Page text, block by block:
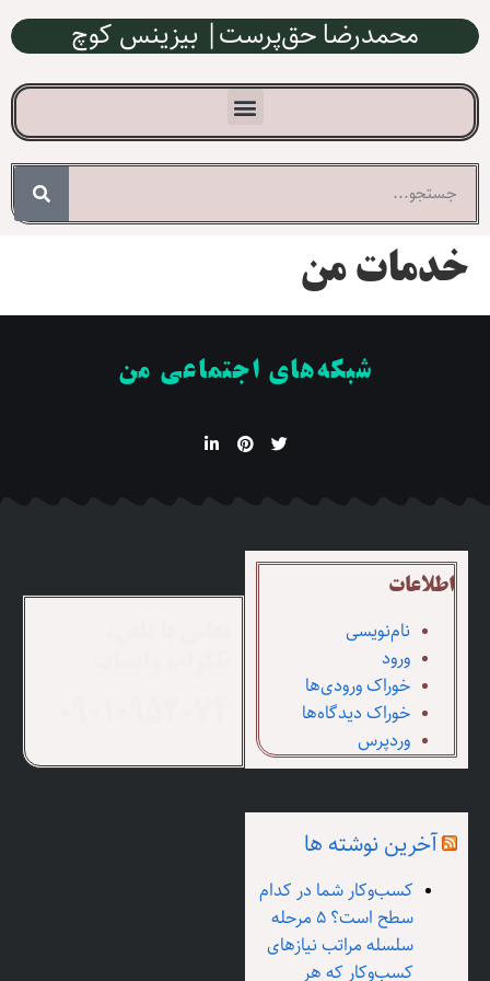
محمدرضا حق‌پرست| بیزینس کوچ
خدمات من
شبکه‌های اجتماعی من
اطلاعات
نام‌نویسی
ورود
خوراک ورودی‌ها
خوراک دیدگاه‌ها
وردپرس
آخرین نوشته ها
کسب‌وکار شما در کدام
سطح است؟ ۵ مرحله
سلسله مراتب نیازهای
کسب‌وکار که هر